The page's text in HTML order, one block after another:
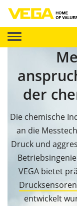
der
Die chemische
an die
Druck und
VEGA bietet
entwickelt